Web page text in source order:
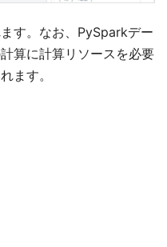
す。なお、PySparkデー
算に計算リソースを必要
ます。